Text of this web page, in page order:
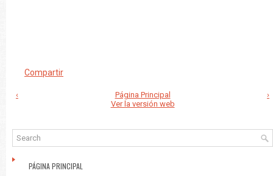
Compartir
‹ ›
Página Principal
Ver la versión web
PÁGINA PRINCIPAL